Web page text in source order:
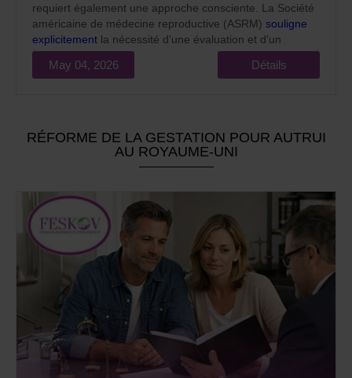
requiert également une approche consciente. La Société
américaine de médecine reproductive (ASRM) souligne
explicitement la nécessité d'une évaluation et d'un
accompagnement psychologique pour tous les
participants aux programmes de gestation pour autrui
May 04, 2026 Détails
RÉFORME DE LA GESTATION POUR AUTRUI
AU ROYAUME-UNI